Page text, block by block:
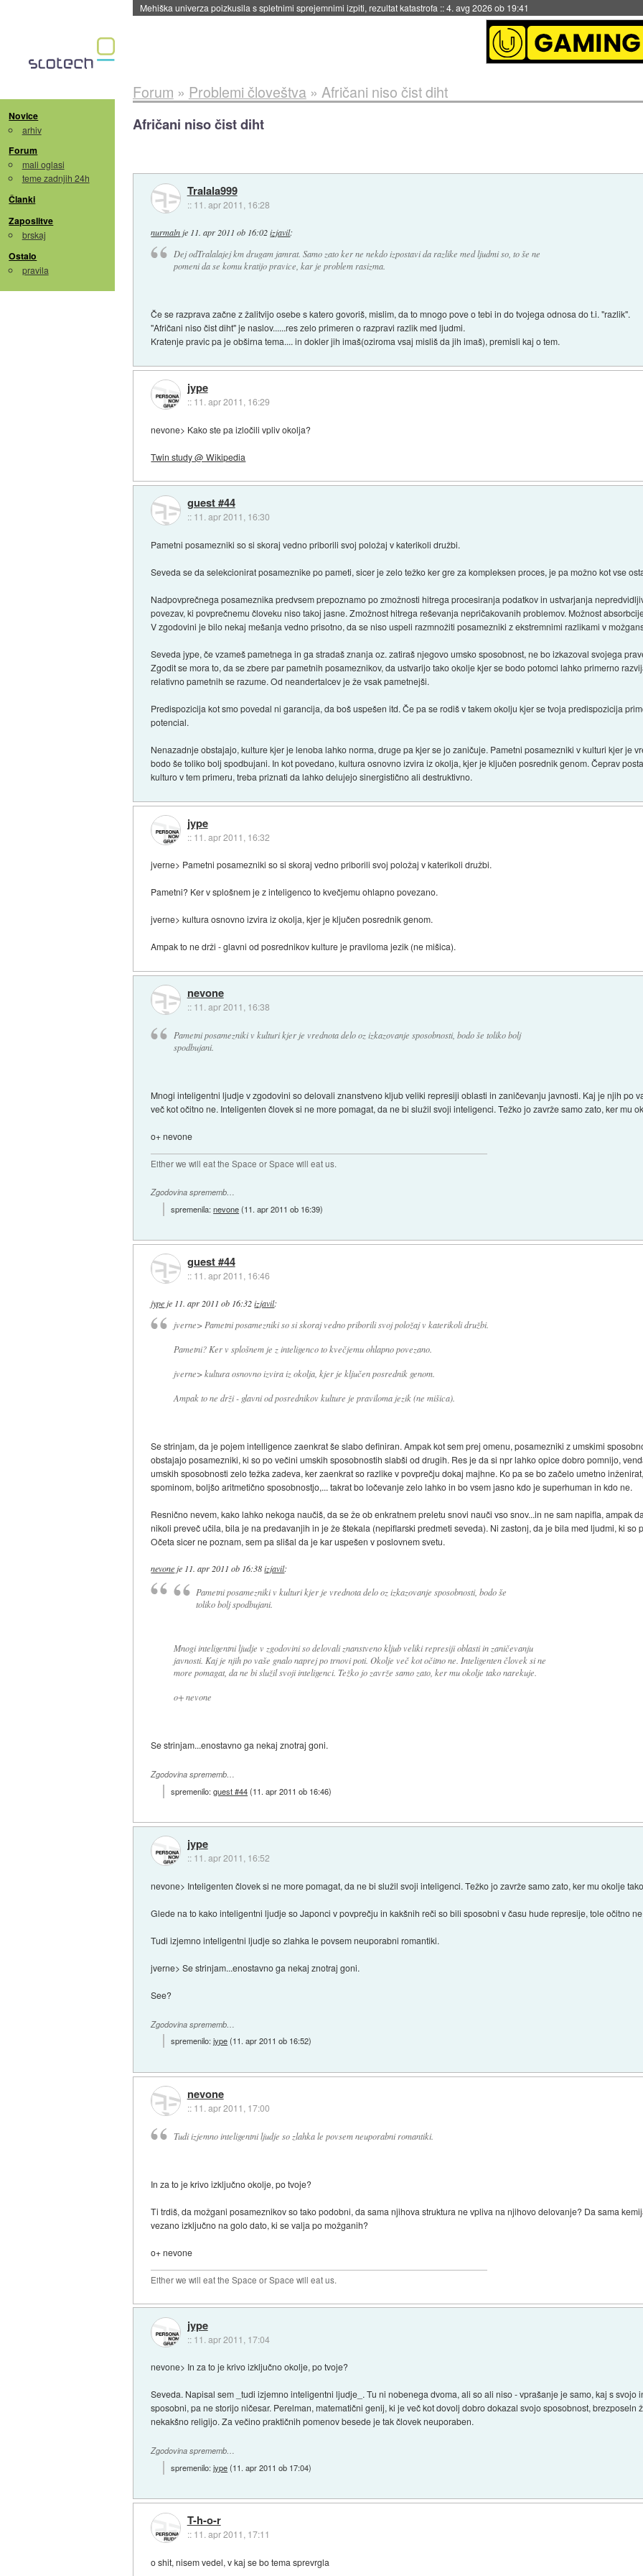
Evropska vesoljska agencija razvija svojo raketo za večkratno uporabo::4. avg 2026 ob 19:41
Novice
arhiv
Forum
mali oglasi
teme zadnjih 24h
Članki
Zaposlitve
brskaj
Ostalo
pravila
Forum » Problemi človeštva» Afričani niso čist diht
Afričani niso čist diht
Tralala999
:: 11. apr 2011, 16:28
nurmaln je 11. apr 2011 ob 16:02 izjavil:
Dej odTralalajej km drugam jamrat. Samo zato ker ne nekdo izpostavi da razlike med ljudmi so, to še ne
pomeni da se komu kratijo pravice, kar je problem rasizma.
Če se razprava začne z žalitvijo osebe s katero govoriš, mislim, da to mnogo pove o tebi in do tvojega odnosa do t.i. "razlik".
"Afričani niso čist diht" je naslov......res zelo primeren o razpravi razlik med ljudmi.
Kratenje pravic pa je obširna tema.... in dokler jih imaš(oziroma vsaj misliš da jih imaš), premisli kaj o tem.
jype
:: 11. apr 2011, 16:29
nevone> Kako ste pa izločili vpliv okolja?
Twin study @ Wikipedia
guest #44
:: 11. apr 2011, 16:30
Pametni posamezniki so si skoraj vedno priborili svoj položaj v katerikoli družbi.
Seveda se da selekcionirat posameznike po pameti, sicer je zelo težko ker gre za kompleksen proces, je pa možno kot vse
Nadpovprečnega posameznika predvsem prepoznamo po zmožnosti hitrega procesiranja podatkov in ustvarjanja
povezav, ki povprečnemu človeku niso takoj jasne. Zmožnost hitrega reševanja nepričakovanih problemov. Možnost
V zgodovini je bilo nekaj mešanja vedno prisotno, da se niso uspeli razmnožiti posamezniki z ekstremnimi razlikami v
Seveda jype, če vzameš pametnega in ga stradaš znanja oz. zatiraš njegovo umsko sposobnost, ne bo izkazoval svojega
Zgodit se mora to, da se zbere par pametnih posameznikov, da ustvarijo tako okolje kjer se bodo potomci lahko primerno
relativno pametnih se razume. Od neandertalcev je že vsak pametnejši.
Predispozicija kot smo povedal ni garancija, da boš uspešen itd. Če pa se rodiš v takem okolju kjer se tvoja predispozicija
potencial.
Nenazadnje obstajajo, kulture kjer je lenoba lahko norma, druge pa kjer se jo zaničuje. Pametni posamezniki v kulturi kjer je
bodo še toliko bolj spodbujani. In kot povedano, kultura osnovno izvira iz okolja, kjer je ključen posrednik genom. Čeprav
kulturo v tem primeru, treba priznati da lahko delujejo sinergistično ali destruktivno.
jype
:: 11. apr 2011, 16:32
jverne> Pametni posamezniki so si skoraj vedno priborili svoj položaj v katerikoli družbi.
Pametni? Ker v splošnem je z inteligenco to kvečjemu ohlapno povezano.
jverne> kultura osnovno izvira iz okolja, kjer je ključen posrednik genom.
Ampak to ne drži - glavni od posrednikov kulture je praviloma jezik (ne mišica).
nevone
:: 11. apr 2011, 16:38
Pametni posamezniki v kulturi kjer je vrednota delo oz izkazovanje sposobnosti, bodo še toliko bolj
spodbujani.
Mnogi inteligentni ljudje v zgodovini so delovali znanstveno kljub veliki represiji oblasti in zaničevanju javnosti. Kaj je njih po
več kot očitno ne. Inteligenten človek si ne more pomagat, da ne bi služil svoji inteligenci. Težko jo zavrže samo zato, ker mu
o+ nevone
Either we will eat the Space or Space will eat us.
Zgodovina sprememb…
spremenila:nevone(11. apr 2011 ob 16:39)
guest #44
:: 11. apr 2011, 16:46
jype je 11. apr 2011 ob 16:32 izjavil:
jverne> Pametni posamezniki so si skoraj vedno priborili svoj položaj v katerikoli družbi.
Pametni? Ker v splošnem je z inteligenco to kvečjemu ohlapno povezano.
jverne> kultura osnovno izvira iz okolja, kjer je ključen posrednik genom.
Ampak to ne drži - glavni od posrednikov kulture je praviloma jezik (ne mišica).
Se strinjam, da je pojem intelligence zaenkrat še slabo definiran. Ampak kot sem prej omenu, posamezniki z umskimi
obstajajo posamezniki, ki so po večini umskih sposobnostih slabši od drugih. Res je da si npr lahko opice dobro pomnijo,
umskih sposobnosti zelo težka zadeva, ker zaenkrat so razlike v povprečju dokaj majhne. Ko pa se bo začelo umetno
spominom, boljšo aritmetično sposobnostjo,... takrat bo ločevanje zelo lahko in bo vsem jasno kdo je superhuman in kdo ne.
Resnično nevem, kako lahko nekoga naučiš, da se že ob enkratnem preletu snovi nauči vso snov...in ne sam napifla, ampak
nikoli preveč učila, bila je na predavanjih in je že štekala (nepiflarski predmeti seveda). Ni zastonj, da je bila med ljudmi, ki so
Očeta sicer ne poznam, sem pa slišal da je kar uspešen v poslovnem svetu.
nevone je 11. apr 2011 ob 16:38 izjavil:
Pametni posamezniki v kulturi kjer je vrednota delo oz izkazovanje sposobnosti, bodo še
toliko bolj spodbujani.
Mnogi inteligentni ljudje v zgodovini so delovali znanstveno kljub veliki represiji oblasti in zaničevanju
javnosti. Kaj je njih po vaše gnalo naprej po trnovi poti. Okolje več kot očitno ne. Inteligenten človek si ne
more pomagat, da ne bi služil svoji inteligenci. Težko jo zavrže samo zato, ker mu okolje tako narekuje.
o+ nevone
Se strinjam...enostavno ga nekaj znotraj goni.
Zgodovina sprememb…
spremenilo:guest #44(11. apr 2011 ob 16:46)
jype
:: 11. apr 2011, 16:52
nevone> Inteligenten človek si ne more pomagat, da ne bi služil svoji inteligenci. Težko jo zavrže samo zato, ker mu okolje
Glede na to kako inteligentni ljudje so Japonci v povprečju in kakšnih reči so bili sposobni v času hude represije, tole očitno
Tudi izjemno inteligentni ljudje so zlahka le povsem neuporabni romantiki.
jverne> Se strinjam...enostavno ga nekaj znotraj goni.
See?
Zgodovina sprememb…
spremenilo:jype(11. apr 2011 ob 16:52)
nevone
:: 11. apr 2011, 17:00
Tudi izjemno inteligentni ljudje so zlahka le povsem neuporabni romantiki.
In za to je krivo izključno okolje, po tvoje?
Ti trdiš, da možgani posameznikov so tako podobni, da sama njihova struktura ne vpliva na njihovo delovanje? Da sama
vezano izključno na golo dato, ki se valja po možganih?
o+ nevone
Either we will eat the Space or Space will eat us.
jype
:: 11. apr 2011, 17:04
nevone> In za to je krivo izključno okolje, po tvoje?
Seveda. Napisal sem _tudi izjemno inteligentni ljudje_. Tu ni nobenega dvoma, ali so ali niso - vprašanje je samo, kaj s svojo
sposobni, pa ne storijo ničesar. Perelman, matematični genij, ki je več kot dovolj dobro dokazal svojo sposobnost, brezposeln
nekakšno religijo. Za večino praktičnih pomenov besede je tak človek neuporaben.
Zgodovina sprememb…
spremenilo:jype(11. apr 2011 ob 17:04)
T-h-o-r
:: 11. apr 2011, 17:11
o shit, nisem vedel, v kaj se bo tema sprevrgla